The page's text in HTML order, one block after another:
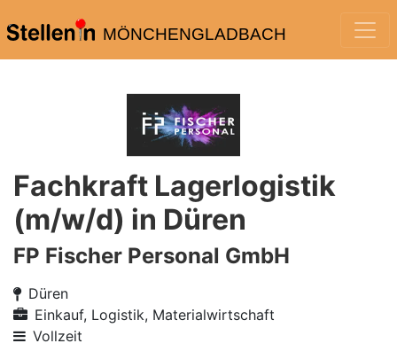
MÖNCHENGLADBACH
Fachkraft Lagerlogistik
(m/w/d) in Düren
FP Fischer Personal GmbH
Düren
Einkauf, Logistik, Materialwirtschaft
Vollzeit